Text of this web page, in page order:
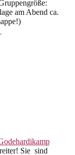
am Abend ca.
Sie sind